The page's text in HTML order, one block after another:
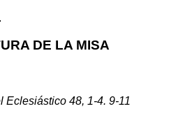
DE LA MISA
Eclesiástico 48, 1-4. 9-11